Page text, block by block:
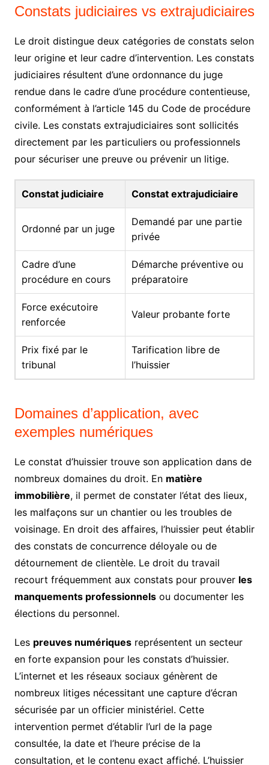
Constats judiciaires vs extrajudiciaires
Le droit distingue deux catégories de constats selon
leur origine et leur cadre d’intervention. Les constats
judiciaires résultent d’une ordonnance du juge
rendue dans le cadre d’une procédure contentieuse,
conformément à l’article 145 du Code de procédure
civile. Les constats extrajudiciaires sont sollicités
directement par les particuliers ou professionnels
pour sécuriser une preuve ou prévenir un litige.
Constat judiciaire Constat extrajudiciaire
Ordonné par un juge
Demandé par une partie
privée
Cadre d’une
procédure en cours
Démarche préventive ou
préparatoire
Force exécutoire
renforcée
Valeur probante forte
Prix fixé par le
tribunal
Tarification libre de
l’huissier
Domaines d’application, avec
exemples numériques
Le constat d’huissier trouve son application dans de
nombreux domaines du droit. En matière
immobilière, il permet de constater l’état des lieux,
les malfaçons sur un chantier ou les troubles de
voisinage. En droit des affaires, l’huissier peut établir
des constats de concurrence déloyale ou de
détournement de clientèle. Le droit du travail
recourt fréquemment aux constats pour prouver les
manquements professionnelsou documenter les
élections du personnel.
Les preuves numériquesreprésentent un secteur
en forte expansion pour les constats d’huissier.
L’internet et les réseaux sociaux génèrent de
nombreux litiges nécessitant une capture d’écran
sécurisée par un officier ministériel. Cette
intervention permet d’établir l’url de la page
consultée, la date et l’heure précise de la
consultation, et le contenu exact affiché. L’huissier